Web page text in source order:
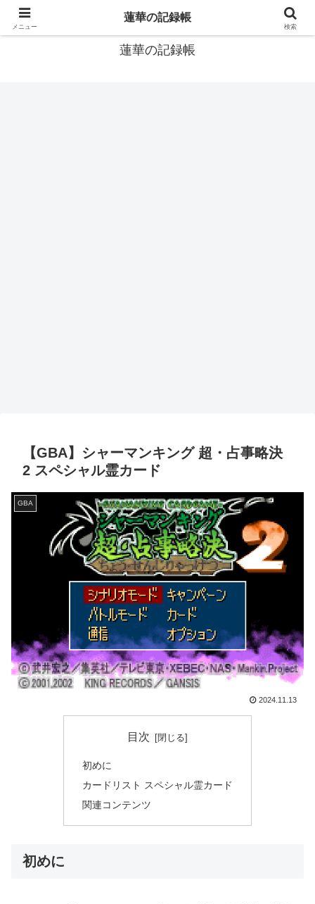
窓際社員の現役SEによるゲーム攻略、IT関連のメモです
蓮華の記録帳
【GBA】シャーマンキング 超・占事略決
2 スペシャル霊カード
GBA
2024.11.13
目次
初めに
カードリスト スペシャル霊カード
関連コンテンツ
初めに
メニュー
蓮華の記録帳
検索